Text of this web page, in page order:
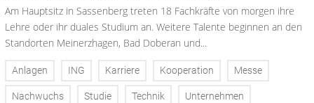
Am Hauptsitz in Sassenberg treten 18 Fachkräfte von morgen ihre
Lehre oder ihr duales Studium an. Weitere Talente beginnen an den
Standorten Meinerzhagen, Bad Doberan und...
Anlagen ING Karriere Kooperation Messe
Nachwuchs Studie Technik Unternehmen